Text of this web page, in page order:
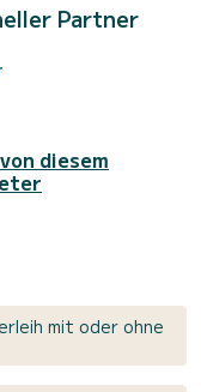
Partner
diesem
mit oder ohne